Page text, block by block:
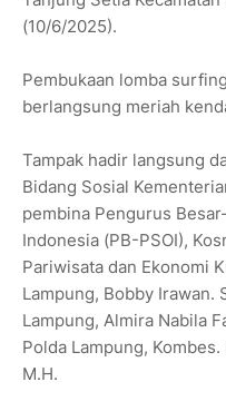
(10/6/2025).
Pembukaan lomba
berlangsung meriah
Tampak hadir langsung
Bidang Sosial
pembina Pengurus
Indonesia (PB-PSOI),
Pariwisata dan Ekonomi
Lampung, Bobby Irawan.
Lampung, Almira Nabila
Polda Lampung,
M.H.